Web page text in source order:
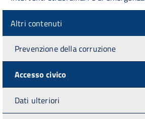
Altri contenuti
Prevenzione della corruzione
Accesso civico
Dati ulteriori